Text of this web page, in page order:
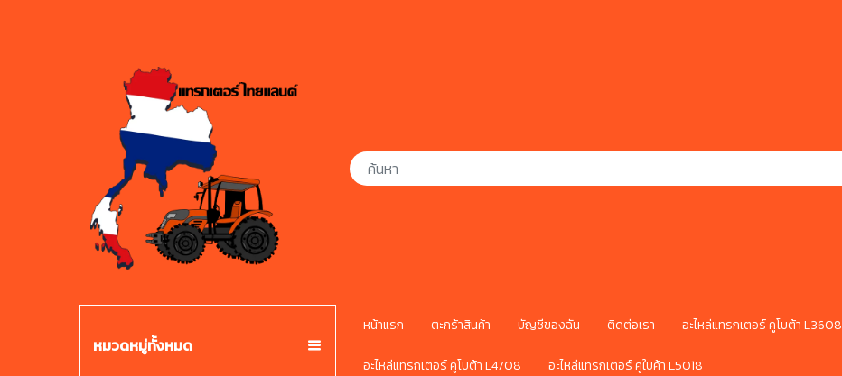
หมวดหมู่ทั้งหมด
หน้าแรก ตะกร้าสินค้า บัญชีของฉัน ติดต่อเรา อะไหล่แทรกเตอร์ คูโบต้า L3608
อะไหล่แทรกเตอร์ คูโบต้า L4708 อะไหล่แทรกเตอร์ คูใบค้า L5018